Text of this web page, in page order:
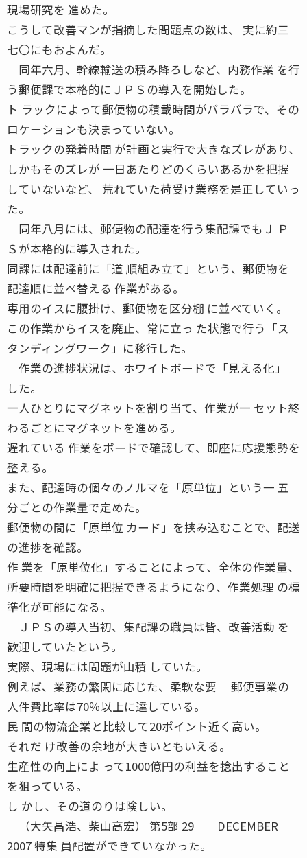
現場研究を 進めた。
こうして改善マンが指摘した問題点の数は、 実に約三
七〇にもおよんだ。
同年六月、幹線輸送の積み降ろしなど、内務作業 を行
う郵便課で本格的にＪＰＳの導入を開始した。
ト ラックによって郵便物の積載時間がバラバラで、その
ロケーションも決まっていない。
トラックの発着時間 が計画と実行で大きなズレがあり、
しかもそのズレが 一日あたりどのくらいあるかを把握
していないなど、 荒れていた荷受け業務を是正していっ
た。
同年八月には、郵便物の配達を行う集配課でもＪ Ｐ
Ｓが本格的に導入された。
同課には配達前に「道 順組み立て」という、郵便物を
配達順に並べ替える 作業がある。
専用のイスに腰掛け、郵便物を区分棚 に並べていく。
この作業からイスを廃止、常に立っ た状態で行う「ス
タンディングワーク」に移行した。
作業の進捗状況は、ホワイトボードで「見える化」
した。
一人ひとりにマグネットを割り当て、作業が一 セット終
わるごとにマグネットを進める。
遅れている 作業をボードで確認して、即座に応援態勢を
整える。
また、配達時の個々のノルマを「原単位」という一 五
分ごとの作業量で定めた。
郵便物の間に「原単位 カード」を挟み込むことで、配送
の進捗を確認。
作 業を「原単位化」することによって、全体の作業量、
所要時間を明確に把握できるようになり、作業処理 の標
準化が可能になる。
ＪＰＳの導入当初、集配課の職員は皆、改善活動 を
歓迎していたという。
実際、現場には問題が山積 していた。
例えば、業務の繁閑に応じた、柔軟な要 郵便事業の
人件費比率は70％以上に達している。
民 間の物流企業と比較して20ポイント近く高い。
それだ け改善の余地が大きいともいえる。
生産性の向上によ って1000億円の利益を捻出すること
を狙っている。
し かし、その道のりは険しい。
（大矢昌浩、柴山高宏） 第5部 29 DECEMBER
2007 特集 員配置ができていなかった。